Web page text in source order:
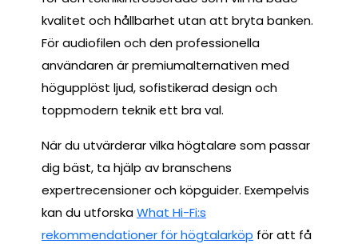
kvalitet och hållbarhet utan att bryta banken.
För audiofilen och den professionella
användaren är premiumalternativen med
högupplöst ljud, sofistikerad design och
toppmodern teknik ett bra val.
När du utvärderar vilka högtalare som passar
dig bäst, ta hjälp av branschens
expertrecensioner och köpguider. Exempelvis
kan du utforskaWhat Hi-Fi:s
rekommendationer för högtalarköp för att få